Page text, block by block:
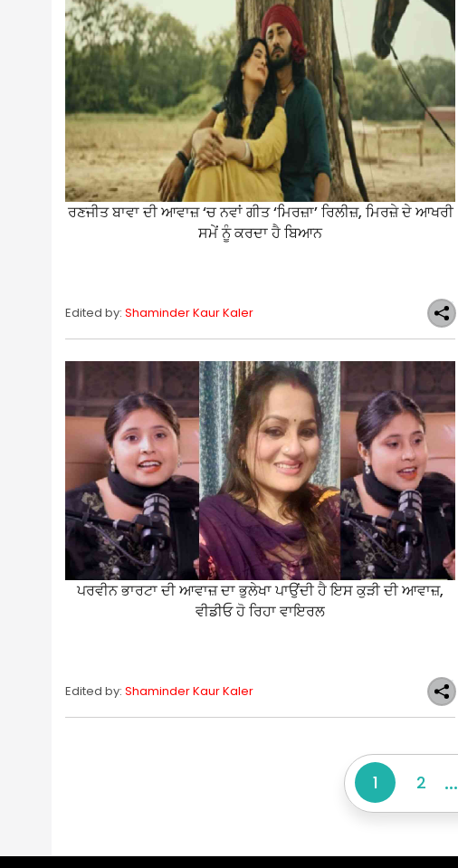
ਰਣਜੀਤ ਬਾਵਾ ਦੀ ਆਵਾਜ਼ ‘ਚ ਨਵਾਂ ਗੀਤ ‘ਮਿਰਜ਼ਾ’ ਰਿਲੀਜ਼, ਮਿਰਜ਼ੇ ਦੇ ਆਖਰੀ
ਸਮੇਂ ਨੂੰ ਕਰਦਾ ਹੈ ਬਿਆਨ
Edited by: Shaminder Kaur Kaler
ਪਰਵੀਨ ਭਾਰਟਾ ਦੀ ਆਵਾਜ਼ ਦਾ ਭੁਲੇਖਾ ਪਾਉਂਦੀ ਹੈ ਇਸ ਕੁੜੀ ਦੀ ਆਵਾਜ਼,
ਵੀਡੀਓ ਹੋ ਰਿਹਾ ਵਾਇਰਲ
Edited by: Shaminder Kaur Kaler
1 2 ...